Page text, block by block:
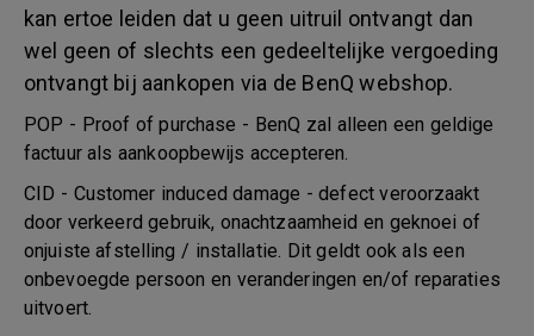
kan ertoe leiden dat u geen uitruil ontvangt dan
wel geen of slechts een gedeeltelijke vergoeding
ontvangt bij aankopen via de BenQ webshop.
POP - Proof of purchase - BenQ zal alleen een geldige
factuur als aankoopbewijs accepteren.
CID - Customer induced damage - defect veroorzaakt
door verkeerd gebruik, onachtzaamheid en geknoei of
onjuiste afstelling / installatie. Dit geldt ook als een
onbevoegde persoon en veranderingen en/of reparaties
uitvoert.